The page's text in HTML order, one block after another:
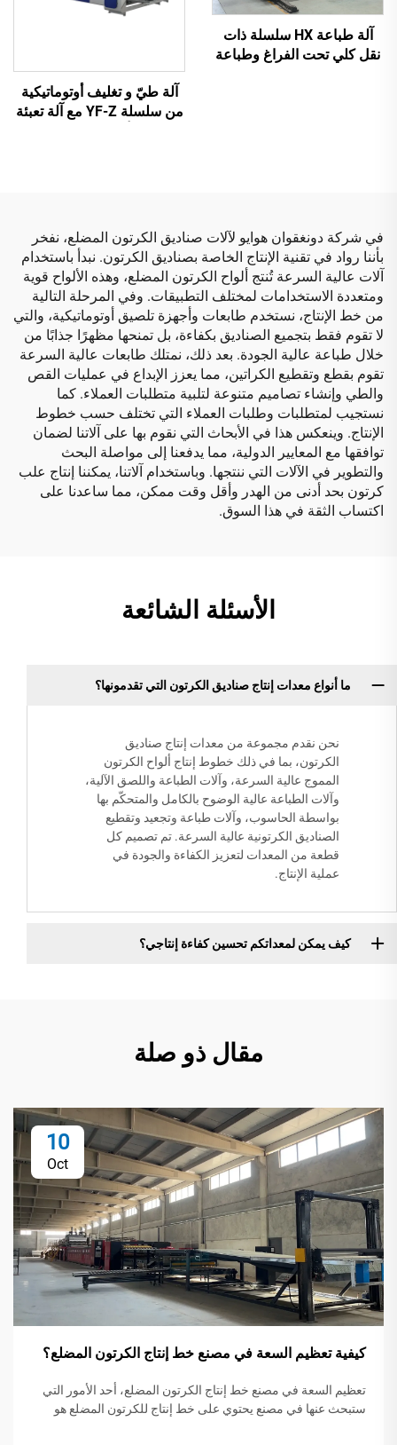
آلة طباعة HX سلسلة ذات
نقل كلي تحت الفراغ وطباعة
آلة طيّ و تغليف أوتوماتيكية
من سلسلة YF-Z مع آلة تعبئة
في شركة دونغقوان هوايو لآلات صناديق الكرتون المضلع، نفخر
بأننا رواد في تقنية الإنتاج الخاصة بصناديق الكرتون. نبدأ باستخدام
آلات عالية السرعة تُنتج ألواح الكرتون المضلع، وهذه الألواح قوية
ومتعددة الاستخدامات لمختلف التطبيقات. وفي المرحلة التالية
من خط الإنتاج، نستخدم طابعات وأجهزة تلصيق أوتوماتيكية، والتي
لا تقوم فقط بتجميع الصناديق بكفاءة، بل تمنحها مظهرًا جذابًا من
خلال طباعة عالية الجودة. بعد ذلك، نمتلك طابعات عالية السرعة
تقوم بقطع وتقطيع الكراتين، مما يعزز الإبداع في عمليات القص
والطي وإنشاء تصاميم متنوعة لتلبية متطلبات العملاء. كما
نستجيب لمتطلبات وطلبات العملاء التي تختلف حسب خطوط
الإنتاج. وينعكس هذا في الأبحاث التي نقوم بها على آلاتنا لضمان
توافقها مع المعايير الدولية، مما يدفعنا إلى مواصلة البحث
والتطوير في الآلات التي ننتجها. وباستخدام آلاتنا، يمكننا إنتاج علب
كرتون بحد أدنى من الهدر وأقل وقت ممكن، مما ساعدنا على
اكتساب الثقة في هذا السوق.
الأسئلة الشائعة
ما أنواع معدات إنتاج صناديق الكرتون التي تقدمونها؟
نحن نقدم مجموعة من معدات إنتاج صناديق
الكرتون، بما في ذلك خطوط إنتاج ألواح الكرتون
المموج عالية السرعة، وآلات الطباعة واللصق الآلية،
وآلات الطباعة عالية الوضوح بالكامل والمتحكّم بها
بواسطة الحاسوب، وآلات طباعة وتجعيد وتقطيع
الصناديق الكرتونية عالية السرعة. تم تصميم كل
قطعة من المعدات لتعزيز الكفاءة والجودة في
عملية الإنتاج.
كيف يمكن لمعداتكم تحسين كفاءة إنتاجي؟
مقال ذو صلة
10
Oct
كيفية تعظيم السعة في مصنع خط إنتاج الكرتون المضلع؟
تعظيم السعة في مصنع خط إنتاج الكرتون المضلع، أحد الأمور التي
ستبحث عنها في مصنع يحتوي على خط إنتاج للكرتون المضلع هو